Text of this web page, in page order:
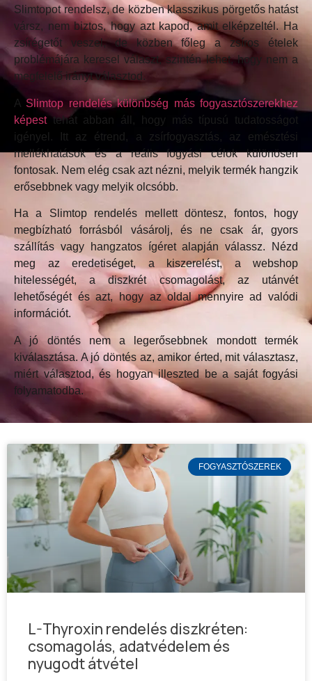
Slimtopot rendelsz, de közben klasszikus pörgetős hatást
vársz, nem biztos, hogy azt kapod, amit elképzeltél. Ha
zsírégetőt veszel, de közben főleg a zsíros ételek
problémájára keresel választ, szintén lehet, hogy nem a
megfelelő irányt választod.
A Slimtop rendelés különbség más fogyasztószerekhez
képesttehát abban áll, hogy más típusú tudatosságot
igényel. Itt az étrend, a zsírfogyasztás, az emésztési
mellékhatások és a reális fogyási célok különösen
fontosak. Nem elég csak azt nézni, melyik termék hangzik
erősebbnek vagy melyik olcsóbb.
Ha a Slimtop rendelés mellett döntesz, fontos, hogy
megbízható forrásból vásárolj, és ne csak ár, gyors
szállítás vagy hangzatos ígéret alapján válassz. Nézd
meg az eredetiséget, a kiszerelést, a webshop
hitelességét, a diszkrét csomagolást, az utánvét
lehetőségét és azt, hogy az oldal mennyire ad valódi
információt.
A jó döntés nem a legerősebbnek mondott termék
kiválasztása. A jó döntés az, amikor érted, mit választasz,
miért választod, és hogyan illeszted be a saját fogyási
folyamatodba.
FOGYASZTÓSZEREK
L-Thyroxin rendelés diszkréten:
csomagolás, adatvédelem és
nyugodt átvétel